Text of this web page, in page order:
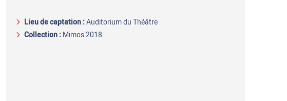
Lieu de captation:Auditorium du Théâtre
Collection :Mimos 2018